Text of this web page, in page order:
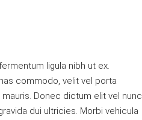
ligula nibh ut ex.
commodo, velit vel porta
Donec dictum elit vel nunc
dui ultricies. Morbi vehicula